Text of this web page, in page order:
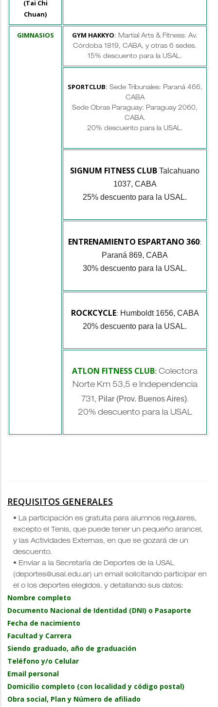
(Tai Chi
Chuan)
GIMNASIOS GYM HAKKYO: Martial Arts & Fitness: Av.
Córdoba 1819, CABA, y otras 6 sedes.
15% descuento para la USAL.
SPORTCLUB: Sede Tribunales: Paraná 466,
CABA
Sede Obras Paraguay: Paraguay 2060,
CABA.
20% descuento para la USAL.
SIGNUM FITNESS CLUB Talcahuano
1037, CABA
25% descuento para la USAL.
ENTRENAMIENTO ESPARTANO 360:
Paraná 869, CABA
30% descuento para la USAL.
ROCKCYCLE: Humboldt 1656, CABA
20% descuento para la USAL.
ATLON FITNESS CLUB: Colectora
Norte Km 53,5 e Independencia
731, Pilar (Prov. Buenos Aires).
20% descuento para la USAL
REQUISITOS GENERALES
• La participación es gratuita para alumnos regulares,
excepto el Tenis, que puede tener un pequeño arancel,
y las Actividades Externas, en que se gozará de un
descuento.
• Enviar a la Secretaría de Deportes de la USAL
(deportes@usal.edu.ar) un email solicitando participar en
el o los deportes elegidos, y detallando sus datos:
Nombre completo
Documento Nacional de Identidad (DNI) o Pasaporte
Fecha de nacimiento
Facultad y Carrera
Siendo graduado, año de graduación
Teléfono y/o Celular
Email personal
Domicilio completo (con localidad y código postal)
Obra social, Plan y Número de afiliado